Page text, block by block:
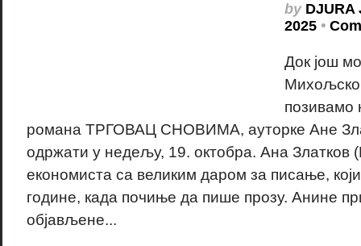
by DJURA
2025 •
Док још
позивамо
романа ТРГОВАЦ СНОВИМА, ауторке Ане
одржати у недељу, 19. октобра. Ана Златков
економиста са великим даром за писање, који
године, када почиње да пише прозу. Анине
објављене...